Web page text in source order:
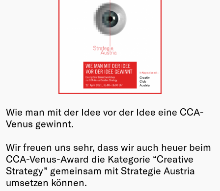
Young Creatives
Friends of Creativity
Winners
2026
Past
Annual
Wie man mit der Idee vor der Idee eine CCA-
Venus gewinnt.
Wir freuen uns sehr, dass wir auch heuer beim
CCA-Venus-Award die Kategorie “Creative
Strategy” gemeinsam mit Strategie Austria
umsetzen können.